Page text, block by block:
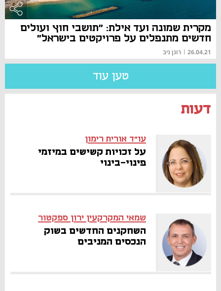
מקרית שמונה ועד אילת: "תושבי חוץ ועולים
חדשים מתנפלים על פרויקטים בישראל"
26.04.21
| רונן ניב
טען עוד
דעות
עו"ד אורית רימון
על זכויות קשישים במיזמי
פינוי-בינוי
שמאי המקרקעין ירון ספקטור
השחקנים החדשים בשוק
הנכסים המניבים